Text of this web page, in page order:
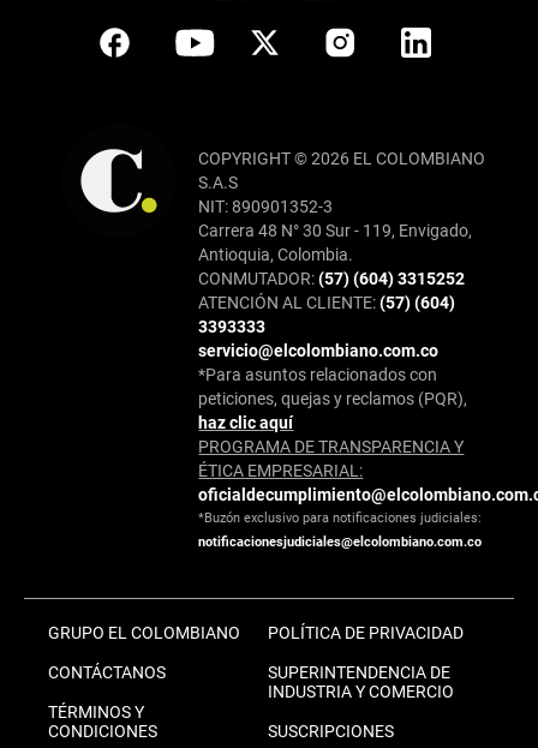
COPYRIGHT © 2026 EL COLOMBIANO
S.A.S
NIT: 890901352-3
Carrera 48 N° 30 Sur - 119, Envigado,
Antioquia, Colombia.
CONMUTADOR:(57) (604) 3315252
ATENCIÓN AL CLIENTE:(57) (604)
3393333
servicio@elcolombiano.com.co
*Para asuntos relacionados con
peticiones, quejas y reclamos (PQR),
haz clic aquí
PROGRAMA DE TRANSPARENCIA Y
ÉTICA EMPRESARIAL:
*Buzón exclusivo para notificaciones judiciales:
notificacionesjudiciales@elcolombiano.com.co
GRUPO EL COLOMBIANO
CONTÁCTANOS
TÉRMINOS Y
CONDICIONES
POLÍTICA DE PRIVACIDAD
SUPERINTENDENCIA DE
INDUSTRIA Y COMERCIO
SUSCRIPCIONES